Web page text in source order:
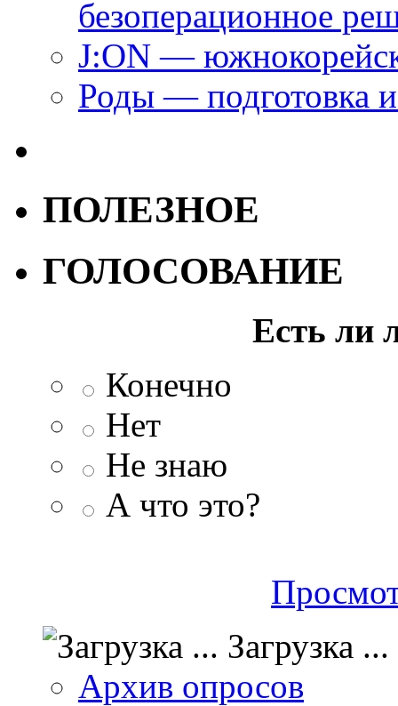
безоперационное
J:ON —
Роды — подготовка
ПОЛЕЗНОЕ
ГОЛОСОВАНИЕ
Есть ли
Конечно
Нет
Не знаю
А что это?
Загрузка ...
Архив опросов